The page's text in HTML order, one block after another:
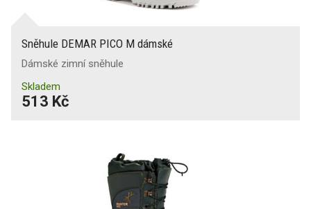
Sněhule DEMAR PICO M dámské
Dámské zimní sněhule
Skladem
513 Kč